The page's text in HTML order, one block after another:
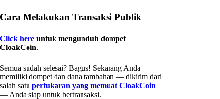
Cara Melakukan Transaksi Publik
Click here untuk mengunduh dompet
CloakCoin.
Semua sudah selesai? Bagus! Sekarang Anda
memiliki dompet dan dana tambahan — dikirim dari
salah satu pertukaran yang memuat CloakCoin
— Anda siap untuk bertransaksi.